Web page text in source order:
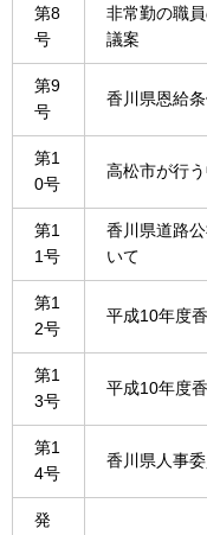
第8
号
非常勤の職
議案
第9
号
香川県恩給
第1
0号
高松市が行
第1
1号
香川県道路
いて
第1
2号
平成10年度
第1
3号
平成10年度
第1
4号
香川県人事
発